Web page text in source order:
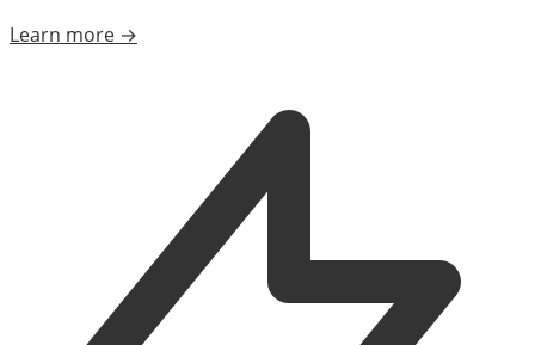
Learn more →